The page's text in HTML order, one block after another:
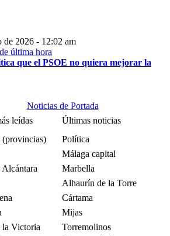
2026 - 12:02 am
que el PSOE no quiera mejorar la
Noticias de Portada
leídas
Últimas noticias
Política
Málaga capital
Alcántara
Marbella
Alhaurín de la Torre
Cártama
Mijas
la Victoria
Torremolinos